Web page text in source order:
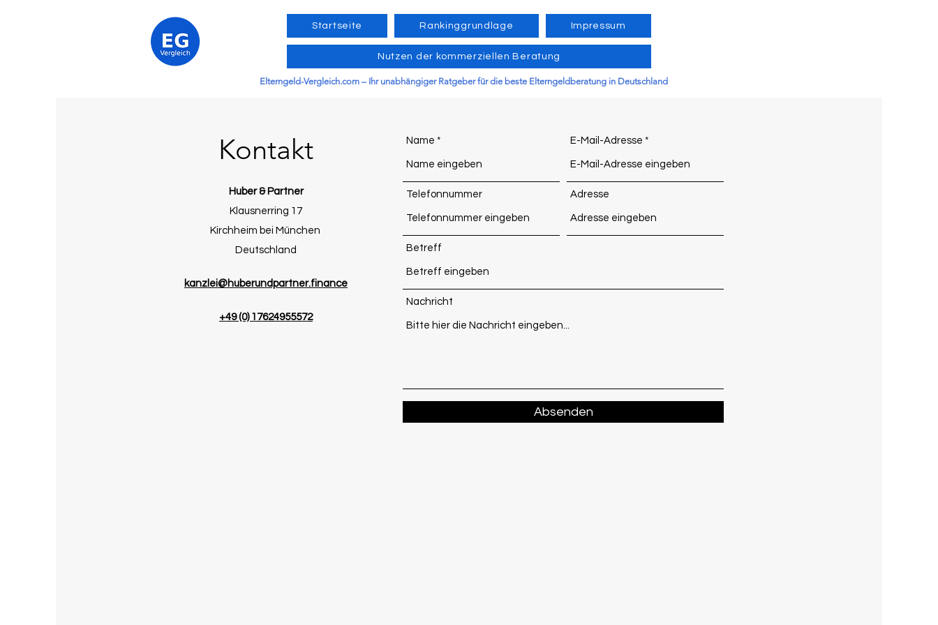
Startseite Rankinggrundlage Impressum
Nutzen der kommerziellen Beratung
Elterngeld-Vergleich.com – Ihr unabhängiger Ratgeber für die beste Elterngeldberatung in Deutschland
Kontakt
Huber & Partner
Klausnerring 17
Kirchheim bei München
Deutschland
kanzlei@huberundpartner.finance
+49 (0) 17624955572
Name E-Mail-Adresse
Telefonnummer Adresse
Betreff
Nachricht
Absenden